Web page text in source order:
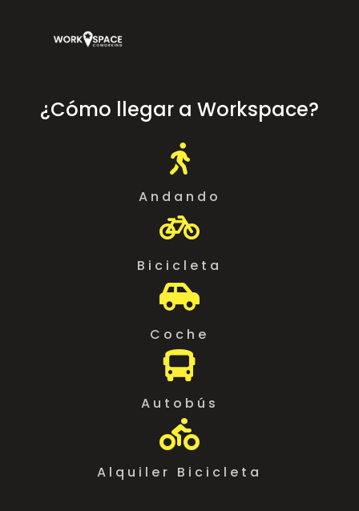
¿Cómo llegar a Workspace?

Andando

Bicicleta

Coche

Autobús

Alquiler Bicicleta